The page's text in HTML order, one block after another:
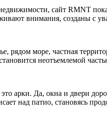
сайт RMNT
внимания, созданы с
рядом море, частная
неотъемлемой
арки. Да, окна и двери
над патио, становясь